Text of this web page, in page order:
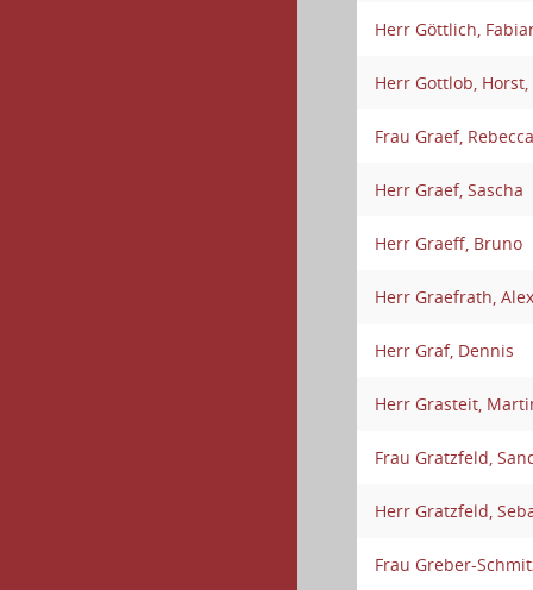
Herr Göttlich,
Herr Gottlob,
Frau Graef,
Herr Graef, Sascha
Herr Graeff, Bruno
Herr Graefrath,
Herr Graf, Dennis
Herr Grasteit,
Frau Gratzfeld,
Herr Gratzfeld,
Frau Greber-